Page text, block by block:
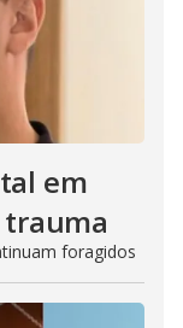
em
trauma
foragidos